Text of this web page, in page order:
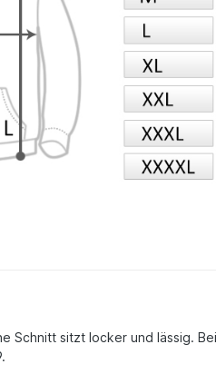
Schnitt sitzt locker und lässig.